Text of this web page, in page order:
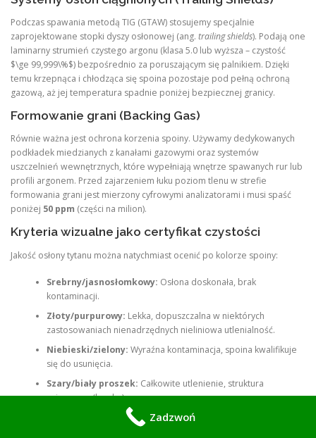
Podczas spawania metodą TIG (GTAW) stosujemy specjalnie
zaprojektowane stopki dyszy osłonowej (ang. trailing shields). Podają one
laminarny strumień czystego argonu (klasa 5.0 lub wyższa – czystość
$\ge 99,999\%$) bezpośrednio za poruszającym się palnikiem. Dzięki
temu krzepnąca i chłodząca się spoina pozostaje pod pełną ochroną
gazową, aż jej temperatura spadnie poniżej bezpiecznej granicy.
Formowanie grani (Backing Gas)
Równie ważna jest ochrona korzenia spoiny. Używamy dedykowanych
podkładek miedzianych z kanałami gazowymi oraz systemów
uszczelnień wewnętrznych, które wypełniają wnętrze spawanych rur lub
profili argonem. Przed zajarzeniem łuku poziom tlenu w strefie
formowania grani jest mierzony cyfrowymi analizatorami i musi spaść
poniżej 50 ppm (części na milion).
Kryteria wizualne jako certyfikat czystości
Jakość osłony tytanu można natychmiast ocenić po kolorze spoiny:
Srebrny/jasnosłomkowy: Osłona doskonała, brak
kontaminacji.
Złoty/purpurowy: Lekka, dopuszczalna w niektórych
zastosowaniach nienadrzędnych nieliniowa utlenialność.
Niebieski/zielony: Wyraźna kontaminacja, spoina kwalifikuje
się do usunięcia.
Szary/biały proszek: Całkowite utlenienie, struktura
zniszczona (krucha).
Nasi eksperci akceptują wyłącznie spoiny o barwie
Zadzwoń